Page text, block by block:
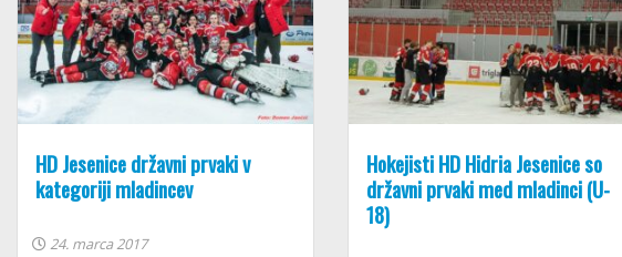
HD Jesenice državni prvaki v
kategoriji mladincev
24. marca 2017
Hokejisti HD Hidria Jesenice so
državni prvaki med mladinci (U-
18)